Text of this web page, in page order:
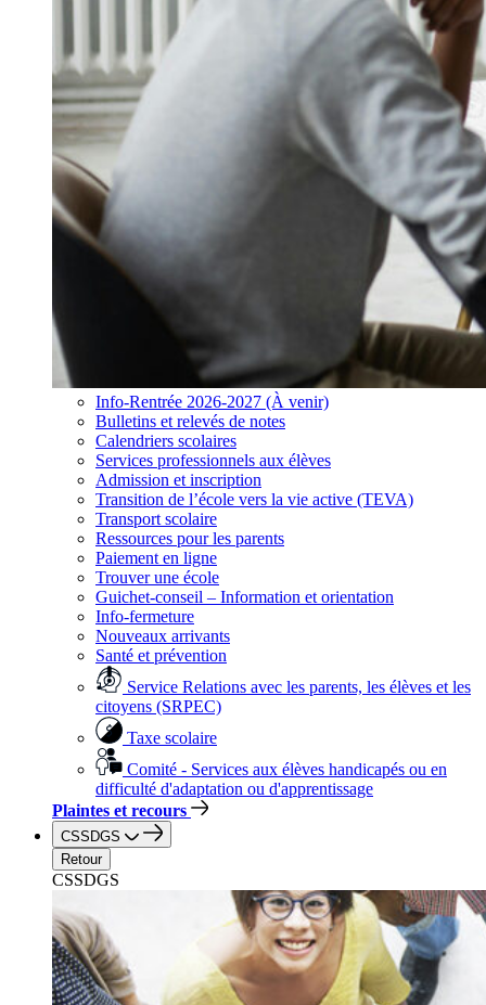
Info-Rentrée 2026-2027 (À venir)
Bulletins et relevés de notes
Calendriers scolaires
Services professionnels aux élèves
Admission et inscription
Transition de l’école vers la vie active (TEVA)
Transport scolaire
Ressources pour les parents
Paiement en ligne
Trouver une école
Guichet-conseil – Information et orientation
Info-fermeture
Nouveaux arrivants
Santé et prévention
Service Relations avec les parents, les élèves et les
citoyens (SRPEC)
Taxe scolaire
Comité - Services aux élèves handicapés ou en
difficulté d'adaptation ou d'apprentissage
Plaintes et recours
CSSDGS
Retour
CSSDGS